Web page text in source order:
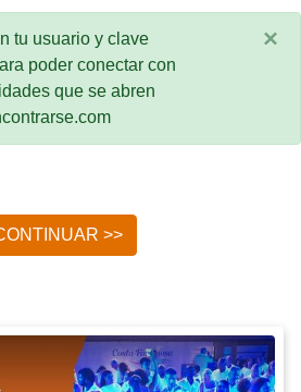
tu usuario y clave
poder conectar con
que se abren
×
>>